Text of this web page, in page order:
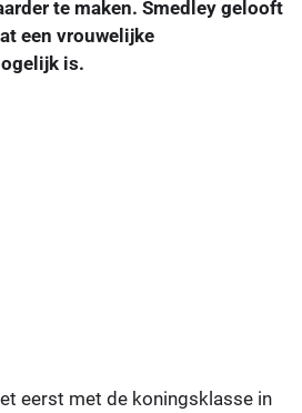
te maken. Smedley gelooft
een vrouwelijke
is.
eerst met de koningsklasse in